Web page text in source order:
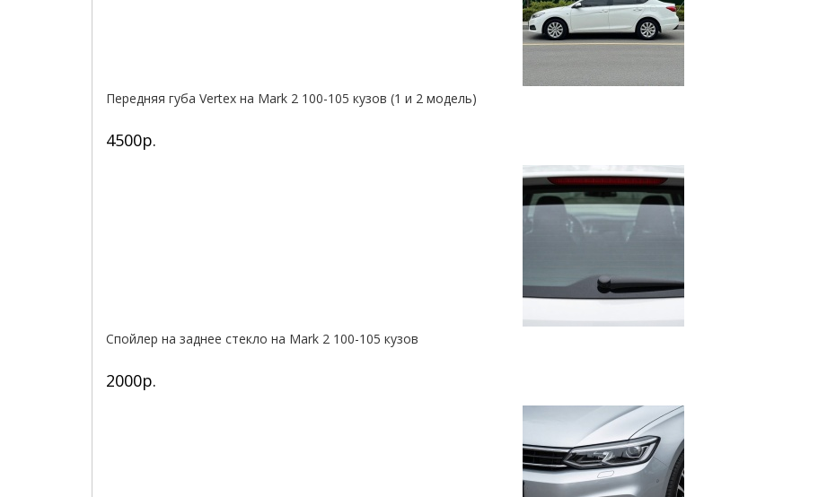
Передняя губа Vertex на Mark 2 100-105 кузов (1 и 2 модель)
4500р.
Спойлер на заднее стекло на Mark 2 100-105 кузов
2000р.